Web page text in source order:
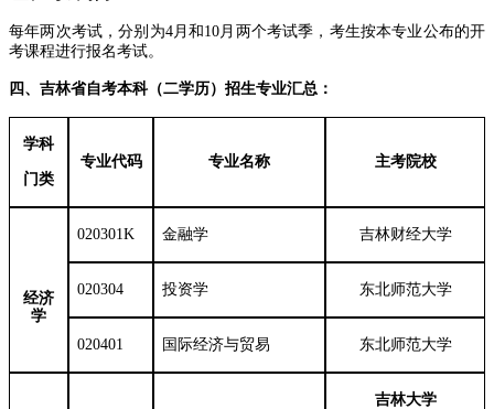
每年两次考试，分别为4月和10月两个考试季，考生按本专业公布的开
考课程进行报名考试。
四、吉林省自考本科（二学历）招生专业汇总：
学科
门类
专业代码 专业名称 主考院校
经济
学
020301K 金融学 吉林财经大学
020304 投资学 东北师范大学
020401 国际经济与贸易 东北师范大学
吉林大学